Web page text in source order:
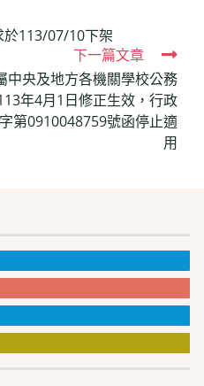
於113/07/10下架
下一篇文章
中央及地方各機關學校公務
年4月1日修正生效，行政
第0910048759號函停止適
用